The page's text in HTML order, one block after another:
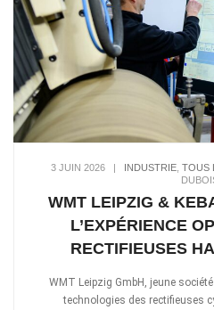
3 JUIN 2026 | INDUSTRIE TOUS
WMT LEIPZIG &
L’EXPÉRIENCE
RECTIFIEUSES
WMT Leipzig GmbH, jeune
technologies des rectifieuses